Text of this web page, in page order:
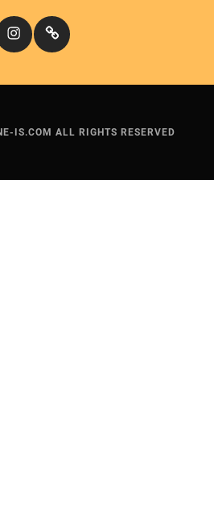
InstagramКіномандри
IS.COM ALL RIGHTS RESERVED